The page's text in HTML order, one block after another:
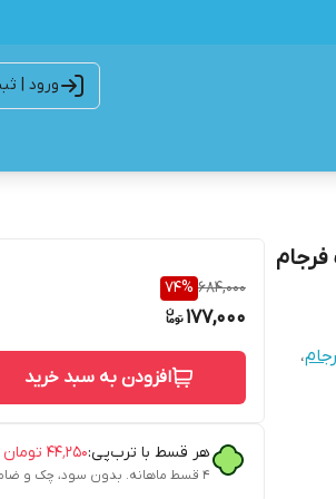
ورود |
،
684,000
74%
177,000
افزودن به سبد خرید
هر قسط با ترب‌پی:۴۴٬۲۵۰ تومان
۴ قسط ماهانه. بدون سود، چک و ضامن.